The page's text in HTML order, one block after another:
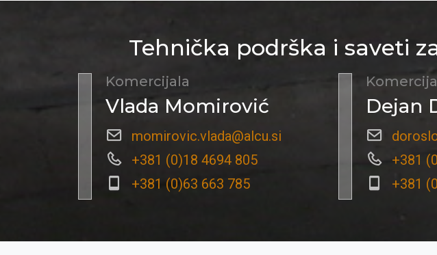
Tehnička podrška i saveti
Komercijala
Vlada Momirović
momirovic.vlada@alcu.si
+381 (0)18 4694 805
+381 (0)63 663 785
Dejan
+381
+381